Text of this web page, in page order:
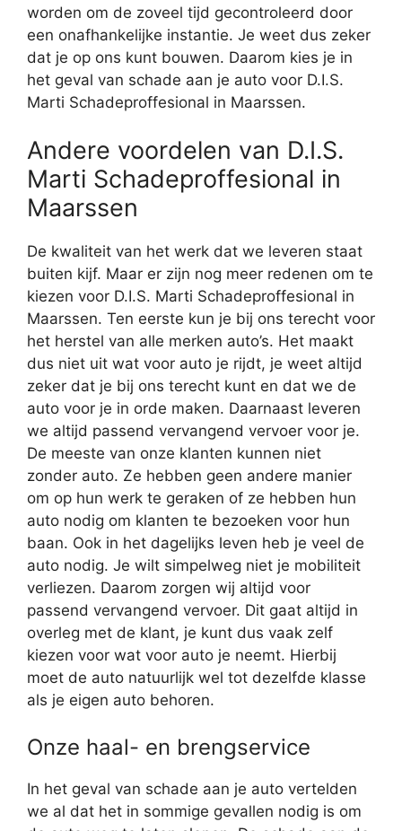
worden om de zoveel tijd gecontroleerd door
een onafhankelijke instantie. Je weet dus zeker
dat je op ons kunt bouwen. Daarom kies je in
het geval van schade aan je auto voor D.I.S.
Marti Schadeproffesional in Maarssen.
Andere voordelen van D.I.S.
Marti Schadeproffesional in
Maarssen
De kwaliteit van het werk dat we leveren staat
buiten kijf. Maar er zijn nog meer redenen om te
kiezen voor D.I.S. Marti Schadeproffesional in
Maarssen. Ten eerste kun je bij ons terecht voor
het herstel van alle merken auto’s. Het maakt
dus niet uit wat voor auto je rijdt, je weet altijd
zeker dat je bij ons terecht kunt en dat we de
auto voor je in orde maken. Daarnaast leveren
we altijd passend vervangend vervoer voor je.
De meeste van onze klanten kunnen niet
zonder auto. Ze hebben geen andere manier
om op hun werk te geraken of ze hebben hun
auto nodig om klanten te bezoeken voor hun
baan. Ook in het dagelijks leven heb je veel de
auto nodig. Je wilt simpelweg niet je mobiliteit
verliezen. Daarom zorgen wij altijd voor
passend vervangend vervoer. Dit gaat altijd in
overleg met de klant, je kunt dus vaak zelf
kiezen voor wat voor auto je neemt. Hierbij
moet de auto natuurlijk wel tot dezelfde klasse
als je eigen auto behoren.
Onze haal- en brengservice
In het geval van schade aan je auto vertelden
we al dat het in sommige gevallen nodig is om